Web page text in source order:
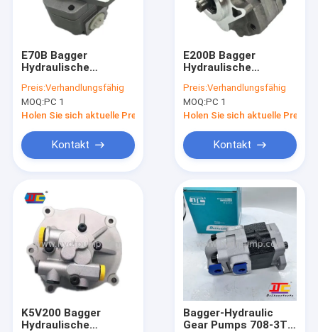
E70B Bagger
Hydraulische
A10V43 mit zwei
Zahnrädern
Preis:Verhandlungsfähig
MOQ:PC 1
Holen Sie sich aktuelle Preis
Kontakt
E200B Bagger
Hydraulische
SPK10/10 aus zwei
Zahnrädern
Preis:Verhandlungsfähig
MOQ:PC 1
Holen Sie sich aktuelle Preis
Kontakt
K5V200 Bagger
Hydraulische
Bagger-Hydraulic
Gear Pumps 708-3T-